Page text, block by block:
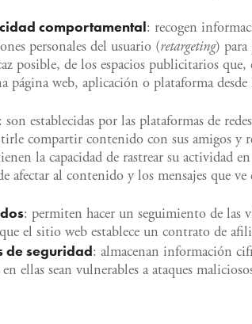
comportamental: recogen
personales del usuario (retargeting)
posible, de los espacios publicitarios
página web, aplicación o plataforma desde
: son establecidas por las plataformas de
compartir contenido con sus amigos y
la capacidad de rastrear su actividad
afectar al contenido y los mensajes que
: permiten hacer un seguimiento de las
el sitio web establece un contrato de
de seguridad: almacenan información
ellas sean vulnerables a ataques